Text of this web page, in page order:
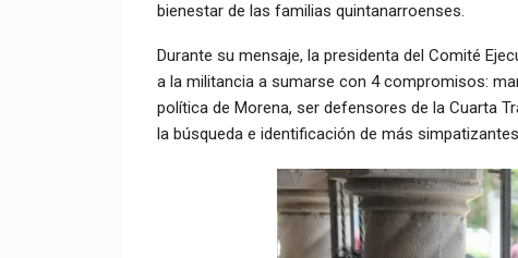
bienestar de las familias quintanarroenses.
Durante su mensaje, la presidenta del Comité
a la militancia a sumarse con 4 compromisos:
política de Morena, ser defensores de la Cuarta
la búsqueda e identificación de más